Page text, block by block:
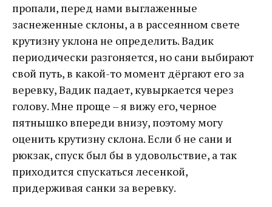
пропали, перед нами выглаженные
заснеженные склоны, а в рассеянном свете
крутизну уклона не определить. Вадик
периодически разгоняется, но сани выбирают
свой путь, в какой-то момент дёргают его за
веревку, Вадик падает, кувыркается через
голову. Мне проще – я вижу его, черное
пятнышко впереди внизу, поэтому могу
оценить крутизну склона. Если б не сани и
рюкзак, спуск был бы в удовольствие, а так
приходится спускаться лесенкой,
придерживая санки за веревку.